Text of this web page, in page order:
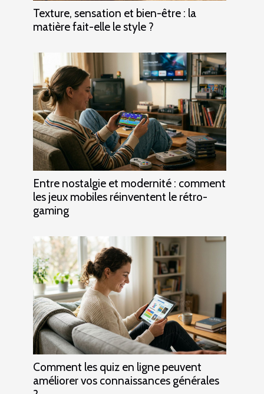
Texture, sensation et bien-être : la
matière fait-elle le style ?
Entre nostalgie et modernité : comment
les jeux mobiles réinventent le rétro-
gaming
Comment les quiz en ligne peuvent
améliorer vos connaissances générales